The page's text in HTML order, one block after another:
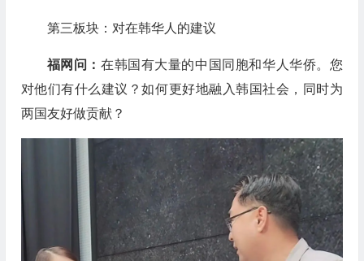
第三板块：对在韩华人的建议
福网问： 在韩国有大量的中国同胞和华人华侨。您
对他们有什么建议？如何更好地融入韩国社会，同时为
两国友好做贡献？